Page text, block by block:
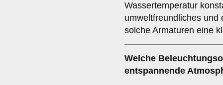
Wassertemperatur
umweltfreundliches und
solche Armaturen eine
Welche
entspannende